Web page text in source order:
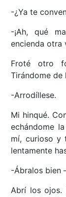
-¿Ya te
-¡Ah, qué
encienda otra
Froté otro
Tirándome de
-Arrodíllese.
Mi hinqué.
echándome
mí, curioso y
lentamente
-Ábralos bien
Abrí los ojos.